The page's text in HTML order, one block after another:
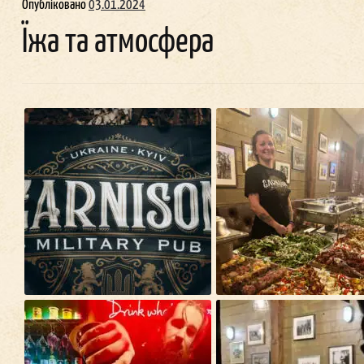
Опубліковано03.01.2024
Їжа та атмосфера